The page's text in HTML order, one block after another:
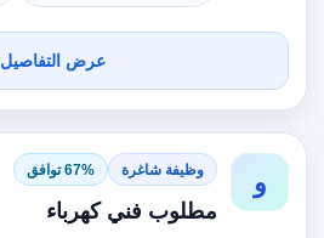
عرض التفاصيل
و وظيفة شاغرة 67% توافق
مطلوب فني كهرباء